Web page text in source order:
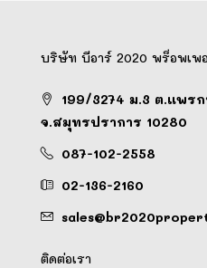
บริษัท บีอาร์ 2020 พร็อพเพ
199/3274 ม.3 ต.แพรก
จ.สมุทรปราการ 10280
087-102-2558
02-136-2160
ติดต่อเรา